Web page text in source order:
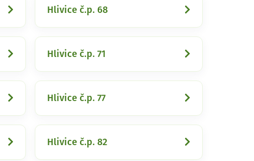
Hlivice č.p. 68
Hlivice č.p. 71
Hlivice č.p. 77
Hlivice č.p. 82